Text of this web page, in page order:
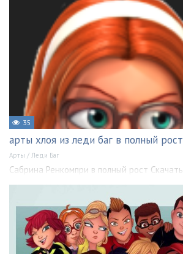
35
арты хлоя из леди баг в полный рост
Арты / Леди Баг
Сабрина Ренкомпри в полный рост Скачать